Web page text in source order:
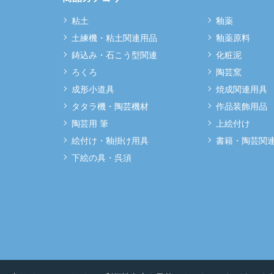
粘土
土練機・粘土関連用品
鋳込み・石こう型関連
ろくろ
成形小道具
タタラ機・陶芸機材
陶芸用 筆
絵付け・釉掛け用具
下絵の具・呉須
釉薬
釉薬原料
化粧泥
陶芸窯
焼成関連用具
作品装飾用品
上絵付け
書籍・陶芸関